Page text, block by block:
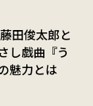
田俊太郎と
し戯曲『う
魅力とは